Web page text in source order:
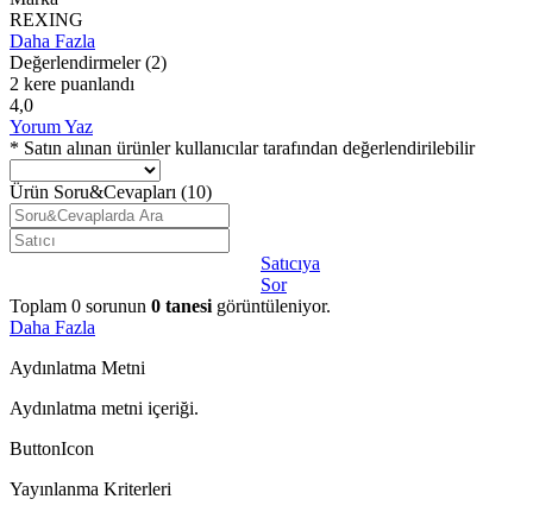
REXING
Daha Fazla
Değerlendirmeler (2)
2 kere puanlandı
4,0
Yorum Yaz
* Satın alınan ürünler kullanıcılar tarafından değerlendirilebilir
Ürün Soru&Cevapları (10)
Satıcıya
Sor
Toplam 0 sorunun 0 tanesi görüntüleniyor.
Daha Fazla
Aydınlatma Metni
Aydınlatma metni içeriği.
ButtonIcon
Yayınlanma Kriterleri